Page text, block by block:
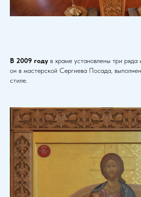
В 2009 году в храме установлены три ряда
он в мастерской Сергиева Посада,
стиле.